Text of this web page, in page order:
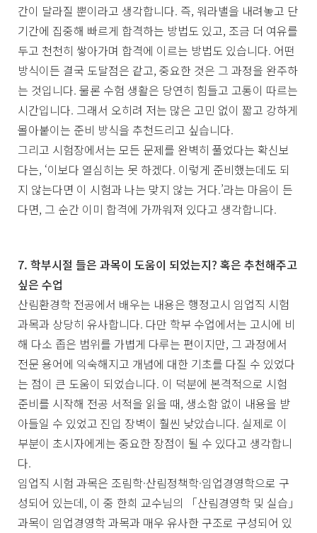
간이 달라질 뿐이라고 생각합니다. 즉, 워라밸을 내려놓고 단
기간에 집중해 빠르게 합격하는 방법도 있고, 조금 더 여유를
두고 천천히 쌓아가며 합격에 이르는 방법도 있습니다. 어떤
방식이든 결국 도달점은 같고, 중요한 것은 그 과정을 완주하
는 것입니다. 물론 수험 생활은 당연히 힘들고 고통이 따르는
시간입니다. 그래서 오히려 저는 많은 고민 없이 짧고 강하게
몰아붙이는 준비 방식을 추천드리고 싶습니다.
그리고 시험장에서는 모든 문제를 완벽히 풀었다는 확신보
다는, ‘이보다 열심히는 못 하겠다. 이렇게 준비했는데도 되
지 않는다면 이 시험과 나는 맞지 않는 거다.’라는 마음이 든
다면, 그 순간 이미 합격에 가까워져 있다고 생각합니다.
7. 학부시절 들은 과목이 도움이 되었는지? 혹은 추천해주고
싶은 수업
산림환경학 전공에서 배우는 내용은 행정고시 임업직 시험
과목과 상당히 유사합니다. 다만 학부 수업에서는 고시에 비
해 다소 좁은 범위를 가볍게 다루는 편이지만, 그 과정에서
전문 용어에 익숙해지고 개념에 대한 기초를 다질 수 있었다
는 점이 큰 도움이 되었습니다. 이 덕분에 본격적으로 시험
준비를 시작해 전공 서적을 읽을 때, 생소함 없이 내용을 받
아들일 수 있었고 진입 장벽이 훨씬 낮았습니다. 실제로 이
부분이 초시자에게는 중요한 장점이 될 수 있다고 생각합니
다.
임업직 시험 과목은 조림학·산림정책학·임업경영학으로 구
성되어 있는데, 이 중 한희 교수님의 「산림경영학 및 실습」
과목이 임업경영학 과목과 매우 유사한 구조로 구성되어 있